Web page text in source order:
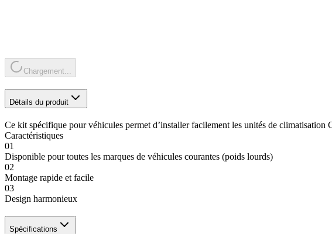
Chargement...
Détails du produit
Ce kit spécifique pour véhicules permet d’installer facilement les unités de
Caractéristiques
01
Disponible pour toutes les marques de véhicules courantes (poids lourds)
02
Montage rapide et facile
03
Design harmonieux
Spécifications